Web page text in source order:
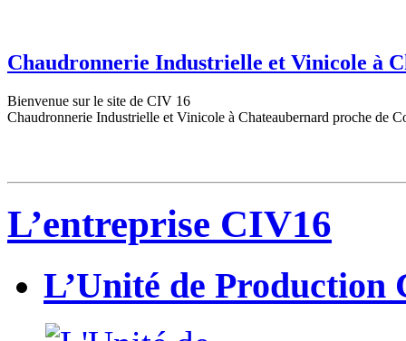
Chaudronnerie Industrielle et Vinicole à
Bienvenue sur le site de CIV 16
Chaudronnerie Industrielle et Vinicole à Chateaubernard proche de
L’entreprise CIV16
L’Unité de Production